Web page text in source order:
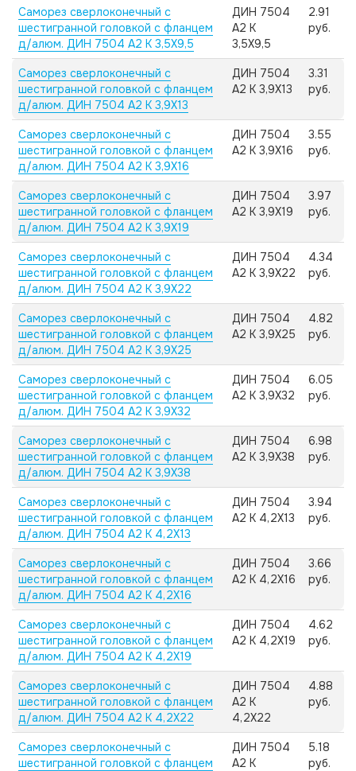
Саморез сверлоконечный с
шестигранной головкой с фланцем
д/алюм. ДИН 7504 А2 K 3,5X9,5
ДИН 7504
А2 K
3,5X9,5
2.91
руб.
Саморез сверлоконечный с
шестигранной головкой с фланцем
д/алюм. ДИН 7504 А2 K 3,9X13
ДИН 7504
А2 K 3,9X13
3.31
руб.
Саморез сверлоконечный с
шестигранной головкой с фланцем
д/алюм. ДИН 7504 А2 K 3,9X16
ДИН 7504
А2 K 3,9X16
3.55
руб.
Саморез сверлоконечный с
шестигранной головкой с фланцем
д/алюм. ДИН 7504 А2 K 3,9X19
ДИН 7504
А2 K 3,9X19
3.97
руб.
Саморез сверлоконечный с
шестигранной головкой с фланцем
д/алюм. ДИН 7504 А2 K 3,9X22
ДИН 7504
А2 K 3,9X22
4.34
руб.
Саморез сверлоконечный с
шестигранной головкой с фланцем
д/алюм. ДИН 7504 А2 K 3,9X25
ДИН 7504
А2 K 3,9X25
4.82
руб.
Саморез сверлоконечный с
шестигранной головкой с фланцем
д/алюм. ДИН 7504 А2 K 3,9X32
ДИН 7504
А2 K 3,9X32
6.05
руб.
Саморез сверлоконечный с
шестигранной головкой с фланцем
д/алюм. ДИН 7504 А2 K 3,9X38
ДИН 7504
А2 K 3,9X38
6.98
руб.
Саморез сверлоконечный с
шестигранной головкой с фланцем
д/алюм. ДИН 7504 А2 K 4,2X13
ДИН 7504
А2 K 4,2X13
3.94
руб.
Саморез сверлоконечный с
шестигранной головкой с фланцем
д/алюм. ДИН 7504 А2 K 4,2X16
ДИН 7504
А2 K 4,2X16
3.66
руб.
Саморез сверлоконечный с
шестигранной головкой с фланцем
д/алюм. ДИН 7504 А2 K 4,2X19
ДИН 7504
А2 K 4,2X19
4.62
руб.
Саморез сверлоконечный с
шестигранной головкой с фланцем
д/алюм. ДИН 7504 А2 K 4,2X22
ДИН 7504
А2 K
4,2X22
4.88
руб.
Саморез сверлоконечный с
шестигранной головкой с фланцем
ДИН 7504
А2 K
5.18
руб.